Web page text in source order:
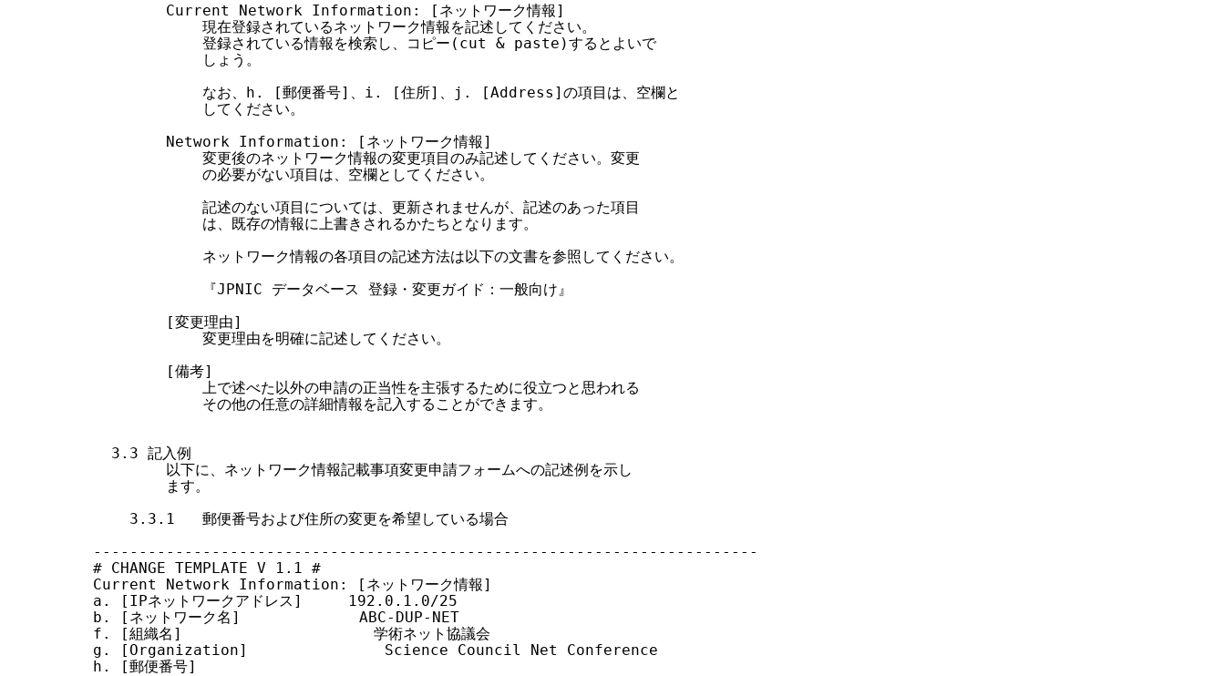
        Current Network Information: [ネットワーク情報]
            現在登録されているネットワーク情報を記述してください。
            登録されている情報を検索し、コピー(cut & paste)するとよいで
            しょう。
            なお、h. [郵便番号]、i. [住所]、j. [Address]の項目は、空欄と
            してください。
        Network Information: [ネットワーク情報]
            変更後のネットワーク情報の変更項目のみ記述してください。変更
            の必要がない項目は、空欄としてください。
            記述のない項目については、更新されませんが、記述のあった項目
            は、既存の情報に上書きされるかたちとなります。
            ネットワーク情報の各項目の記述方法は以下の文書を参照してください。
            『JPNIC データベース 登録・変更ガイド：一般向け』
        [変更理由]
            変更理由を明確に記述してください。
        [備考]
            上で述べた以外の申請の正当性を主張するために役立つと思われる
            その他の任意の詳細情報を記入することができます。
  3.3 記入例
        以下に、ネットワーク情報記載事項変更申請フォームへの記述例を示し
        ます。
    3.3.1   郵便番号および住所の変更を希望している場合
-------------------------------------------------------------------------
# CHANGE TEMPLATE V 1.1 #
Current Network Information: [ネットワーク情報]
a. [IPネットワークアドレス]     192.0.1.0/25
b. [ネットワーク名]             ABC-DUP-NET
f. [組織名]                     学術ネット協議会
g. [Organization]               Science Council Net Conference
h. [郵便番号]